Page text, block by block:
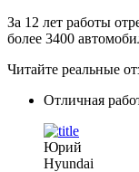
За 12 лет работы
более 3400
Читайте реальные
Отличная
Юрий
Hyundai